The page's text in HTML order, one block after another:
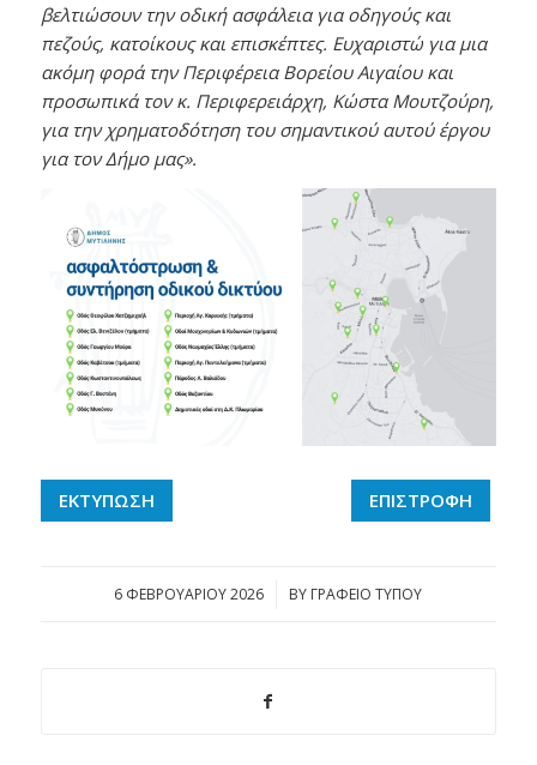
βελτιώσουν την οδική ασφάλεια για οδηγούς και
πεζούς, κατοίκους και επισκέπτες. Ευχαριστώ για μια
ακόμη φορά την Περιφέρεια Βορείου Αιγαίου και
προσωπικά τον κ. Περιφερειάρχη, Κώστα Μουτζούρη,
για την χρηματοδότηση του σημαντικού αυτού έργου
για τον Δήμο μας».
ΕΚΤΥΠΩΣΗ ΕΠΙΣΤΡΟΦΗ
6 ΦΕΒΡΟΥΑΡΊΟΥ 2026
/ BY ΓΡΑΦΕΙΟ ΤΥΠΟΥ